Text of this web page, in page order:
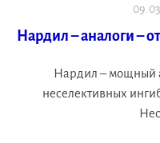
Нардил – аналоги –
Нардил – мощный
неселективных